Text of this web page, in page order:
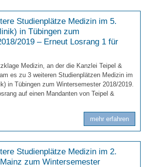
Studienplätze Medizin im 5.
in Tübingen zum
2019 – Erneut Losrang 1 für
Medizin, an der die Kanzlei Teipel &
es zu 3 weiteren Studienplätzen Medizin im
in Tübingen zum Wintersemester 2018/2019.
auf einen Mandanten von Teipel &
mehr erfahren
Studienplätze Medizin im 2.
zum Wintersemester